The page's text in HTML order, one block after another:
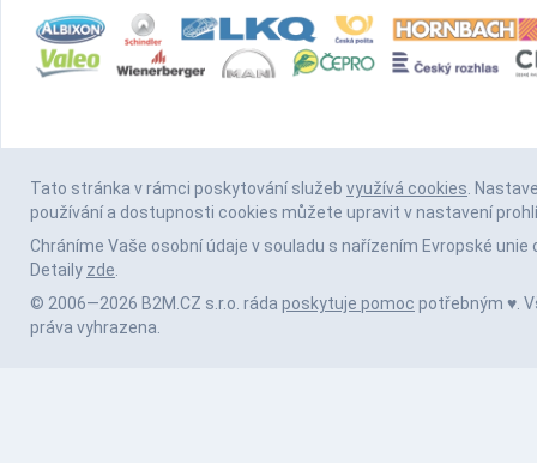
Tato stránka v rámci poskytování služeb využívá cookies.
používání a dostupnosti cookies můžete upravit v nastavení
Chráníme Vaše osobní údaje v souladu s nařízením Evropské unie
Detaily zde.
© 2006—2026 B2M.CZ s.r.o. ráda poskytuje pomoc potřebným ♥️.
práva vyhrazena.